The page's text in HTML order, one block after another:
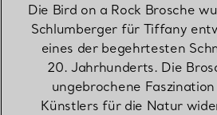
Die Bird on a Rock Brosche
Schlumberger für Tiffany
eines der begehrtesten
20. Jahrhunderts. Die
ungebrochene
Künstlers für die Natur